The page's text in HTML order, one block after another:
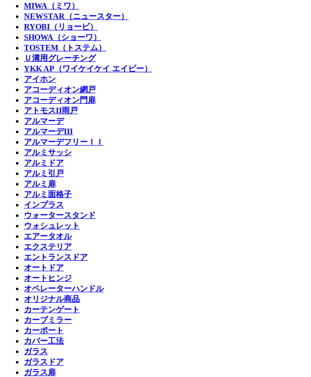
MIWA（ミワ）
NEWSTAR（ニュースター）
RYOBI（リョービ）
SHOWA（ショーワ）
TOSTEM（トステム）
Ｕ溝用グレーチング
YKK AP（ワイケイケイ エイピー）
アイホン
アコーディオン網戸
アコーディオン門扉
アトモスII雨戸
アルマーデ
アルマーデIII
アルマーデフリーＩＩ
アルミサッシ
アルミドア
アルミ引戸
アルミ扉
アルミ面格子
インプラス
ウォータースタンド
ウォシュレット
エアータオル
エクステリア
エントランスドア
オートドア
オートヒンジ
オペレーターハンドル
オリジナル商品
カーテンゲート
カーブミラー
カーポート
カバー工法
ガラス
ガラスドア
ガラス扉